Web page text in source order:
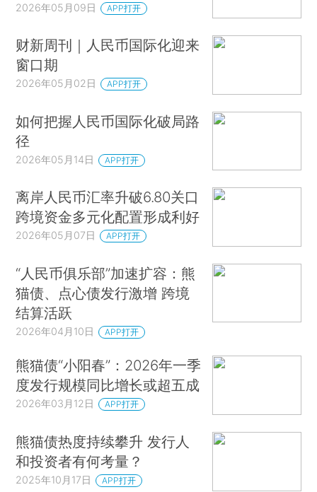
2026年05月09日 APP打开
财新周刊｜人民币国际化迎来
窗口期
2026年05月02日 APP打开
如何把握人民币国际化破局路
径
2026年05月14日 APP打开
离岸人民币汇率升破6.80关口
跨境资金多元化配置形成利好
2026年05月07日 APP打开
“人民币俱乐部”加速扩容：熊
猫债、点心债发行激增 跨境
结算活跃
2026年04月10日 APP打开
熊猫债“小阳春”：2026年一季
度发行规模同比增长或超五成
2026年03月12日 APP打开
熊猫债热度持续攀升 发行人
和投资者有何考量？
2025年10月17日 APP打开